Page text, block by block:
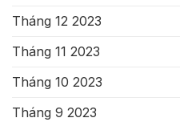
Tháng 12 2023
Tháng 11 2023
Tháng 10 2023
Tháng 9 2023